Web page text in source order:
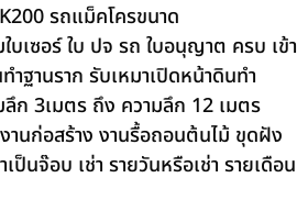
รถแม็คโครขนาด
เซอร์ ใบ ปจ รถ ใบอนุญาต ครบ เข้า
ฐานราก รับเหมาเปิดหน้าดินทำ
ลึก 3เมตร ถึง ความลึก 12 เมตร
นก่อสร้าง งานรื้อถอนต้นไม้ ขุดฝัง
นจ๊อบ เช่า รายวันหรือเช่า รายเดือน